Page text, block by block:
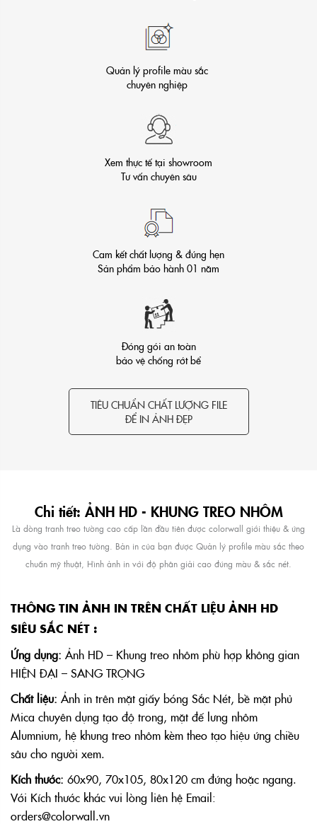
Quản lý profile màu sắc
chuyên nghiệp
Xem thực tế tại showroom
Tư vấn chuyên sâu
Cam kết chất lượng & đúng hẹn
Sản phẩm bảo hành 01 năm
Đóng gói an toàn
bảo vệ chống rớt bể
TIÊU CHUẨN CHẤT LƯỢNG FILE
ĐỂ IN ẢNH ĐẸP
Chi tiết: ẢNH HD - KHUNG TREO NHÔM
Là dòng tranh treo tường cao cấp lần đầu tiên được colorwall giới thiệu & ứng
dụng vào tranh treo tường. Bản in của bạn được Quản lý profile màu sắc theo
chuẩn mỹ thuật, Hình ảnh in với độ phân giải cao đúng màu & sắc nét.
THÔNG TIN ẢNH IN TRÊN CHẤT LIỆU ẢNH HD
SIÊU SẮC NÉT :
Ứng dụng: Ảnh HD – Khung treo nhôm phù hợp không gian
HIỆN ĐẠI – SANG TRỌNG
Chất liệu: Ảnh in trên mặt giấy bóng Sắc Nét, bề mặt phủ
Mica chuyên dụng tạo độ trong, mặt đế lưng nhôm
Alumnium, hệ khung treo nhôm kèm theo tạo hiệu ứng chiều
sâu cho người xem.
Kích thước: 60x90, 70x105, 80x120 cm đứng hoặc ngang.
Với Kích thước khác vui lòng liên hệ Email:
orders@colorwall.vn